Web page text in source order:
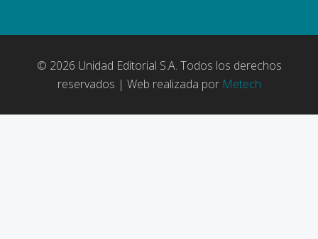
© 2026 Unidad Editorial S.A. Todos los derechos
reservados | Web realizada por Metech